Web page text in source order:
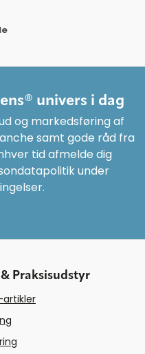
univers i dag
og markedsføring af
samt gode råd fra
tid afmelde dig
under
Praksisudstyr
artikler